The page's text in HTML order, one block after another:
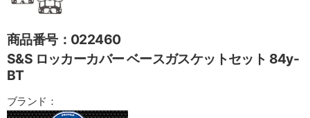
商品番号：022460
S&S ロッカーカバー ベースガスケットセット 84y-
BT
ブランド：